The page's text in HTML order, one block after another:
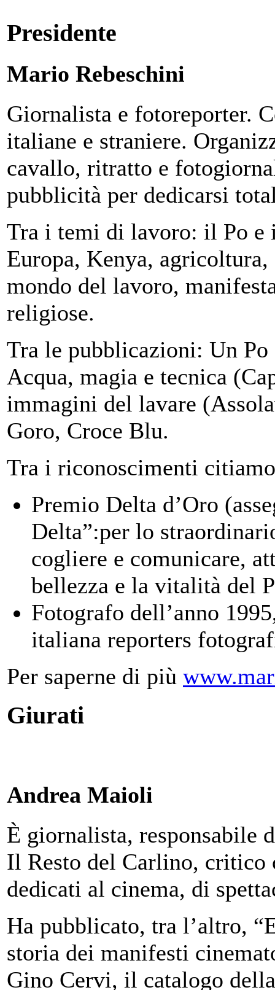
Presidente
Mario Rebeschini
Giornalista e fotoreporter.
italiane e straniere.
cavallo, ritratto e
pubblicità per dedicarsi
Tra i temi di lavoro: il Po e
Europa, Kenya,
mondo del lavoro,
religiose.
Tra le pubblicazioni: Un
Acqua, magia e tecnica
immagini del lavare
Goro, Croce Blu.
Tra i riconoscimenti
Premio Delta d’Oro
Delta”:per lo
cogliere e comunicare,
bellezza e la vitalità del
Fotografo dell’anno
italiana reporters
Per saperne di più
Giurati
Andrea Maioli
È giornalista, responsabile
Il Resto del Carlino,
dedicati al cinema, di
Ha pubblicato, tra l’altro,
storia dei manifesti
Gino Cervi, il catalogo